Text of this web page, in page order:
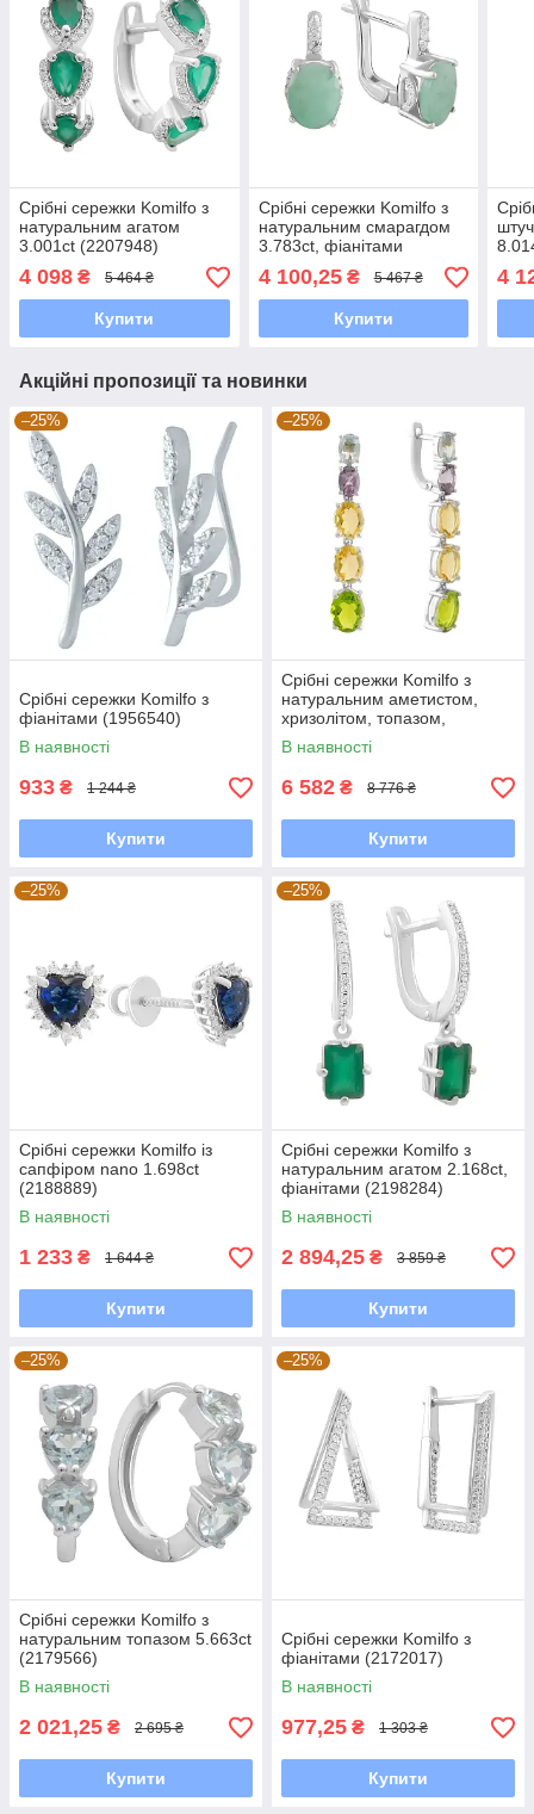
Срібні сережки Komilfo з
натуральним агатом
3.001ct (2207948)
4 098 ₴ 5 464 ₴
Купити
Срібні сережки Komilfo з
натуральним смарагдом
3.783ct, фіанітами
(2090731)
4 100,25₴ 5 467 ₴
Купити
4
Акційні пропозиції та новинки
–25%
Срібні сережки Komilfo з
фіанітами (1956540)
В наявності
933 ₴ 1 244 ₴
Купити
–25%
Срібні сережки Komilfo з
натуральним аметистом,
хризолітом, топазом,
цитрином (2183259)
В наявності
6 582 ₴ 8 776 ₴
Купити
–25%
Срібні сережки Komilfo із
сапфіром nano 1.698ct
(2188889)
В наявності
1 233 ₴ 1 644 ₴
Купити
–25%
Срібні сережки Komilfo з
натуральним агатом 2.168ct,
фіанітами (2198284)
В наявності
2 894,25 ₴ 3 859 ₴
Купити
–25%
Срібні сережки Komilfo з
натуральним топазом 5.663ct
(2179566)
В наявності
2 021,25 ₴ 2 695 ₴
Купити
–25%
Срібні сережки Komilfo з
фіанітами (2172017)
В наявності
977,25 ₴ 1 303 ₴
Купити